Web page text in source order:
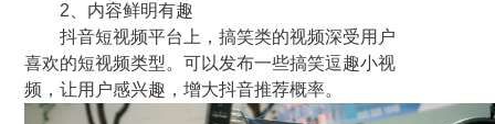
2、内容鲜明有趣
抖音短视频平台上，搞笑类的视频深受用户
喜欢的短视频类型。可以发布一些搞笑逗趣小视
频，让用户感兴趣，增大抖音推荐概率。